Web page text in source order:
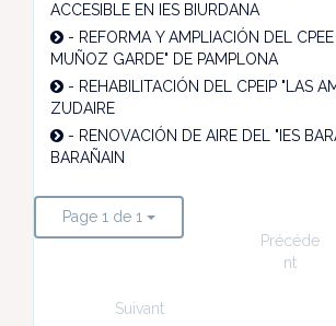
ACCESIBLE EN IES BIURDANA
- REFORMA Y AMPLIACIÓN DEL
MUÑOZ GARDE" DE PAMPLONA
- REHABILITACIÓN DEL CPEIP "LAS
ZUDAIRE
- RENOVACIÓN DE AIRE DEL "IES
BARAÑAIN
Page 1 de 1
Précéde
nt
Suivant